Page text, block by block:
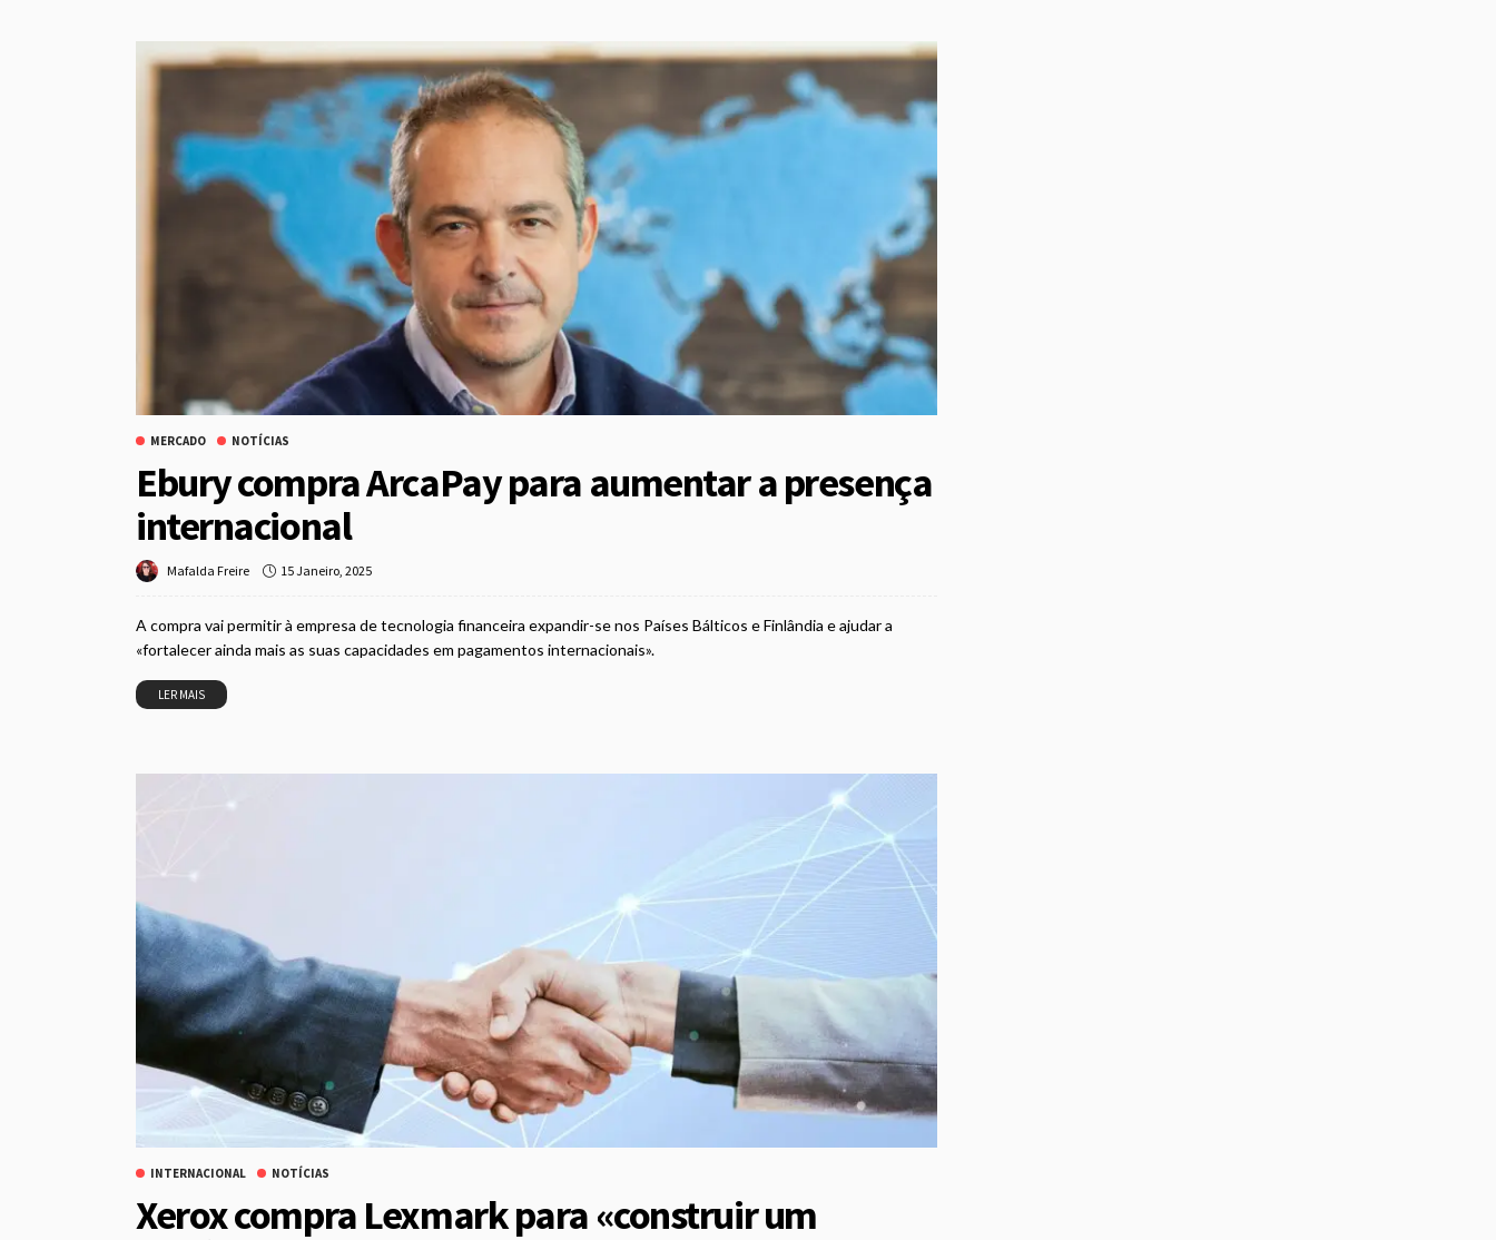
MERCADO NOTÍCIAS
Ebury compra ArcaPay para aumentar a presença
internacional
Mafalda Freire 15 Janeiro, 2025
A compra vai permitir à empresa de tecnologia financeira expandir-se nos Países Bálticos e Finlândia e ajudar a
«fortalecer ainda mais as suas capacidades em pagamentos internacionais».
LER MAIS
INTERNACIONAL NOTÍCIAS
Xerox compra Lexmark para «construir um